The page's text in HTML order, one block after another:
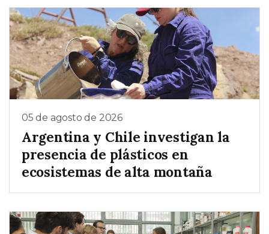
05 de agosto de 2026
Argentina y Chile investigan la
presencia de plásticos en
ecosistemas de alta montaña